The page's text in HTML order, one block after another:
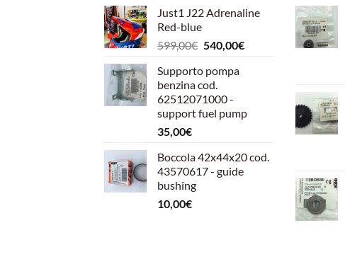
Just1 J22 Adrenaline
Red-blue
599,00€ Il
originale
era:
599,00€.
540,00€Il
Supporto pompa
benzina cod.
62512071000 -
support fuel pump
35,00€
Boccola 42x44x20 cod.
43570617 - guide
bushing
10,00€